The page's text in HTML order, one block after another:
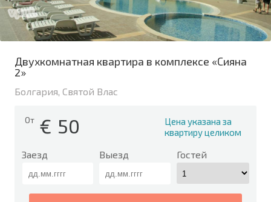
Двухкомнатная квартира в комплексе «Сияна
2»
Болгария, Святой Влас
От € 50
Цена указана за
квартиру целиком
Заезд Выезд Гостей